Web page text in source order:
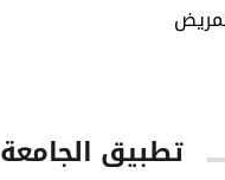
تطبيق الجامعة